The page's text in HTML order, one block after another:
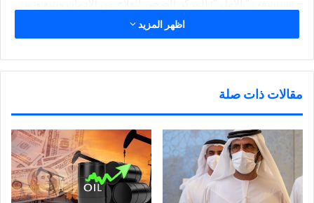
– مجلس الإدارة: مجلس إدارة مستشفى الأمل.
– مدير المستشفى: المدير المسؤول عن الإشراف والرقابة على
أعمال المركز، ويكون مسؤولاً أمام مجلس الإدارة.
– المريض: كل من يتلقى العلاج أو يرغب في العلاج من الإدمان على
المواد المخدرة والمؤثرات العقلية والمواد الكيميائية أو على المواد
الكحولية والخمور، والتي يصدر بتحديدها قرار من وزير الصحة.
– ذوو المريض: من ينص القانون على أحقيتهم في تقديم طلب العلاج
من الإدمان.
– الطبيب المختص: من يتم تصنيفه من المختصين في علاج وتأهيل
اظهر المزيد
مقالات ذات صلة